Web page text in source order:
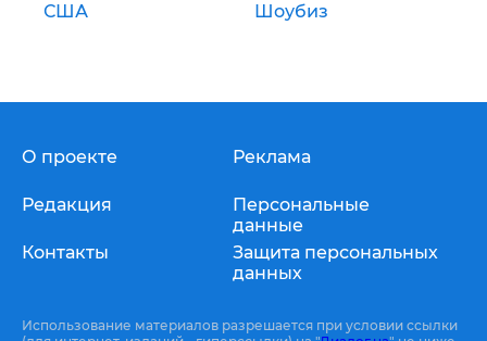
США Шоубиз
О проекте
Редакция
Контакты
Реклама
Персональные
данные
Защита персональных
данных
Использование материалов разрешается при условии ссылки